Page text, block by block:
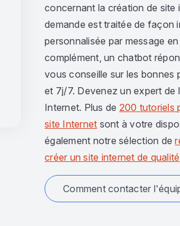
concernant la création de site
demande est traitée de façon
personnalisée par message
complément, un chatbot
vous conseille sur les bonnes
et 7j/7. Devenez un expert de
Internet. Plus de 200 tutoriels
site Internet sont à votre
également notre sélection de
créer un site internet de qualité
Comment contacter